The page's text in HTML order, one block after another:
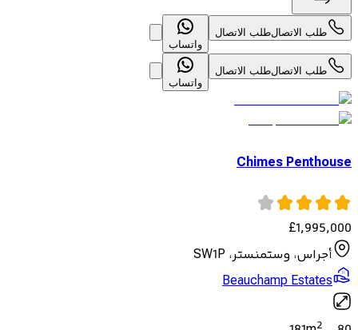
طلب الاتصالطلب الاتصال
واتساب
طلب الاتصالطلب الاتصال
واتساب
Chimes Penthouse
£1,995,000
أجراس، وستمنستر، SW1P
Beauchamp Estates
2